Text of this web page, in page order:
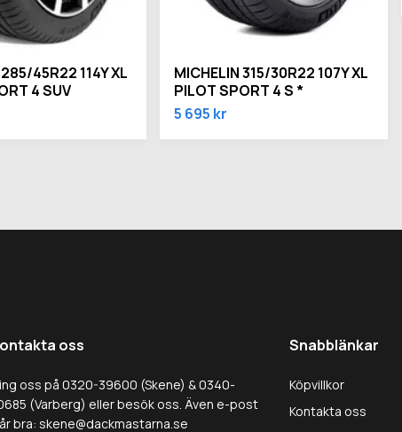
45R22 114Y XL
4 SUV
MICHELIN 315/30R22 107Y XL
PILOT SPORT 4 S *
5 695 kr
oss
oss på 0320-39600 (Skene) & 0340-
(Varberg) eller besök oss. Även e-post
bra: skene@dackmastarna.se
Snabblänkar
Köpvillkor
Kontakta oss